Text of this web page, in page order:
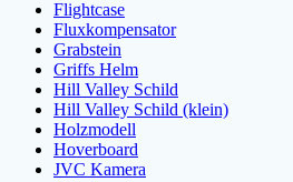
Flightcase
Fluxkompensator
Grabstein
Griffs Helm
Hill Valley Schild
Hill Valley Schild (klein)
Holzmodell
Hoverboard
JVC Kamera